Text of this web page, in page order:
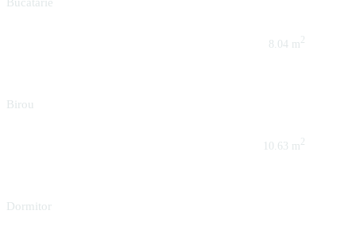
Bucătărie
8.04 m2
Birou
10.63 m2
Dormitor